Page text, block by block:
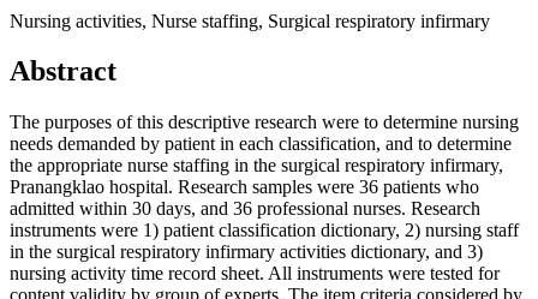
Nursing activities, Nurse staffing, Surgical respiratory infirmary
Abstract
The purposes of this descriptive research were to determine nursing
needs demanded by patient in each classification, and to determine
the appropriate nurse staffing in the surgical respiratory infirmary,
Pranangklao hospital. Research samples were 36 patients who
admitted within 30 days, and 36 professional nurses. Research
instruments were 1) patient classification dictionary, 2) nursing staff
in the surgical respiratory infirmary activities dictionary, and 3)
nursing activity time record sheet. All instruments were tested for